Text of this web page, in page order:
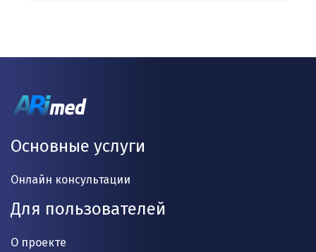
Основные услуги
Онлайн консультации
Для пользователей
О проекте